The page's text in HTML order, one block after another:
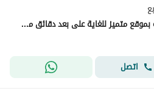
للبيع شاليه بحري مزدوج الإطلالة بموقع متميز للغاية على بعد دقائق من الشاطئ - سول إعمار الساحل الشمالي.
اتصل